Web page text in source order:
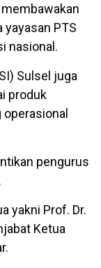
PTS
nasional.
Sulsel juga
produk
operasional
pengurus
yakni Prof. Dr.
Ketua